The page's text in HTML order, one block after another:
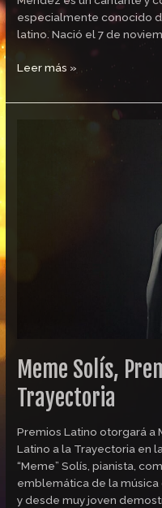
especialmente conocido
latino. Nació el 7 de
Leer más »
Meme Solís,
Trayectoria
Premios Latino otorgará a
Latino a la Trayectoria en
“Meme” Solís, pianista,
emblemática de la música
y desde muy joven